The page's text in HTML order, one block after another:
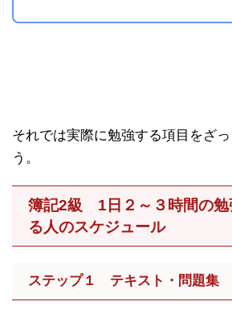
それでは実際に勉強する項目をざ
う。
簿記2級 1日２～３時間の勉
る人のスケジュール
ステップ１ テキスト・問題集